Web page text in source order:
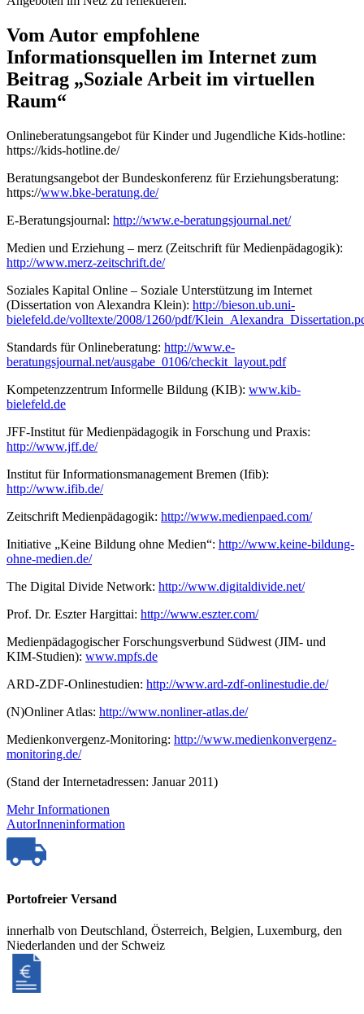
Vom Autor empfohlene
Informationsquellen im Internet zum
Beitrag „Soziale Arbeit im virtuellen
Raum“
Onlineberatungsangebot für Kinder und Jugendliche Kids-hotline:
https://kids-hotline.de/
Beratungsangebot der Bundeskonferenz für Erziehungsberatung:
https://www.bke-beratung.de/
E-Beratungsjournal: http://www.e-beratungsjournal.net/
Medien und Erziehung – merz (Zeitschrift für Medienpädagogik):
http://www.merz-zeitschrift.de/
Soziales Kapital Online – Soziale Unterstützung im Internet
(Dissertation von Alexandra Klein): http://bieson.ub.uni-
bielefeld.de/volltexte/2008/1260/pdf/
Standards für Onlineberatung: http://www.e-
beratungsjournal.net/ausgabe_0106/checkit_layout.pdf
Kompetenzzentrum Informelle Bildung (KIB): www.kib-
bielefeld.de
JFF-Institut für Medienpädagogik in Forschung und Praxis:
http://www.jff.de/
Institut für Informationsmanagement Bremen (Ifib):
http://www.ifib.de/
Zeitschrift Medienpädagogik: http://www.medienpaed.com/
Initiative „Keine Bildung ohne Medien“: http://www.keine-bildung-
ohne-medien.de/
The Digital Divide Network: http://www.digitaldivide.net/
Prof. Dr. Eszter Hargittai: http://www.eszter.com/
Medienpädagogischer Forschungsverbund Südwest (JIM- und
KIM-Studien): www.mpfs.de
ARD-ZDF-Onlinestudien: http://www.ard-zdf-onlinestudie.de/
(N)Onliner Atlas: http://www.nonliner-atlas.de/
Medienkonvergenz-Monitoring: http://www.medienkonvergenz-
monitoring.de/
(Stand der Internetadressen: Januar 2011)
Mehr Informationen
AutorInneninformation
Portofreier Versand
innerhalb von Deutschland, Österreich, Belgien, Luxemburg, den
Niederlanden und der Schweiz